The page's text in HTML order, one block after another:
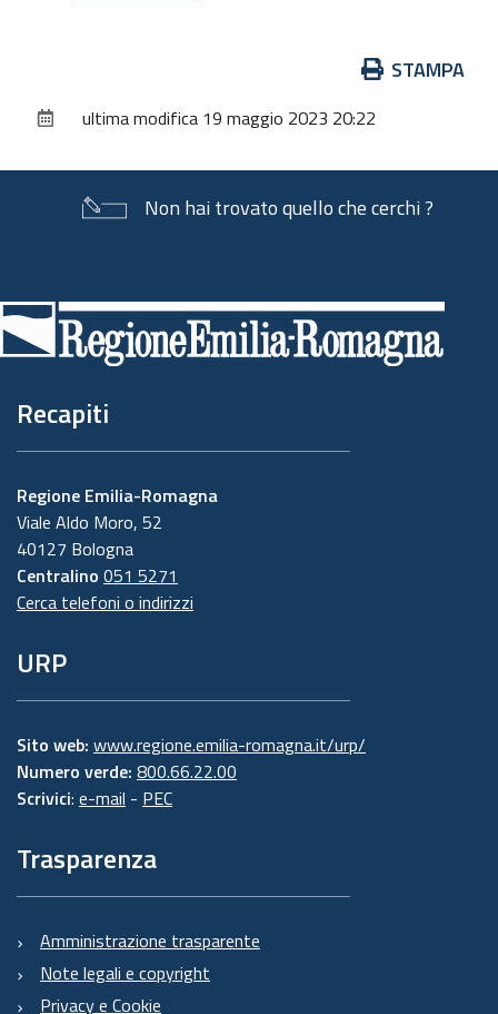
documento
STAMPA
ultima modifica 19 maggio 2023 20:22
Non hai trovato quello che cerchi ?
di
pagina
Recapiti
Regione Emilia-Romagna
Viale Aldo Moro, 52
40127 Bologna
Centralino 051 5271
Cerca telefoni o indirizzi
URP
Sito web: www.regione.emilia-romagna.it/urp/
Numero verde: 800.66.22.00
Scrivici: e-mail - PEC
Trasparenza
Amministrazione trasparente
Note legali e copyright
Privacy e Cookie